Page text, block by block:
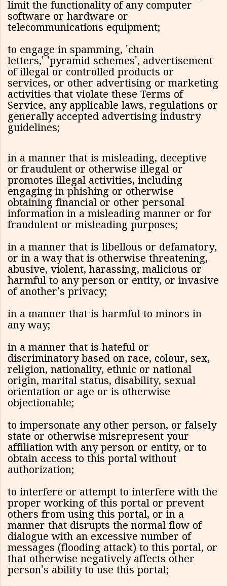
limit the functionality of any computer
software or hardware or
telecommunications equipment;
to engage in spamming, 'chain
letters,' 'pyramid schemes', advertisement
of illegal or controlled products or
services, or other advertising or marketing
activities that violate these Terms of
Service, any applicable laws, regulations or
generally accepted advertising industry
guidelines;
in a manner that is misleading, deceptive
or fraudulent or otherwise illegal or
promotes illegal activities, including
engaging in phishing or otherwise
obtaining financial or other personal
information in a misleading manner or for
fraudulent or misleading purposes;
in a manner that is libellous or defamatory,
or in a way that is otherwise threatening,
abusive, violent, harassing, malicious or
harmful to any person or entity, or invasive
of another's privacy;
in a manner that is harmful to minors in
any way;
in a manner that is hateful or
discriminatory based on race, colour, sex,
religion, nationality, ethnic or national
origin, marital status, disability, sexual
orientation or age or is otherwise
objectionable;
to impersonate any other person, or falsely
state or otherwise misrepresent your
affiliation with any person or entity, or to
obtain access to this portal without
authorization;
to interfere or attempt to interfere with the
proper working of this portal or prevent
others from using this portal, or in a
manner that disrupts the normal flow of
dialogue with an excessive number of
messages (flooding attack) to this portal, or
that otherwise negatively affects other
person's ability to use this portal;